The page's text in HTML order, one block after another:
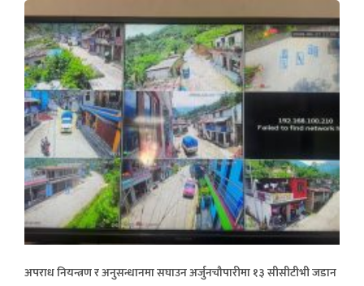
अपराध नियन्त्रण र अनुसन्धानमा सघाउन अर्जुनचौपारीमा १३ सीसीटीभी जडान